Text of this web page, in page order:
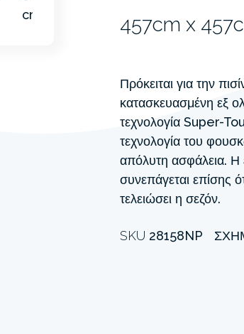
457cm x
Πρόκειται για την
κατασκευασμένη εξ
τεχνολογία Super-
τεχνολογία του
απόλυτη ασφάλεια. Η
συνεπάγεται επίσης
τελειώσει η σεζόν.
SKU 28158NP